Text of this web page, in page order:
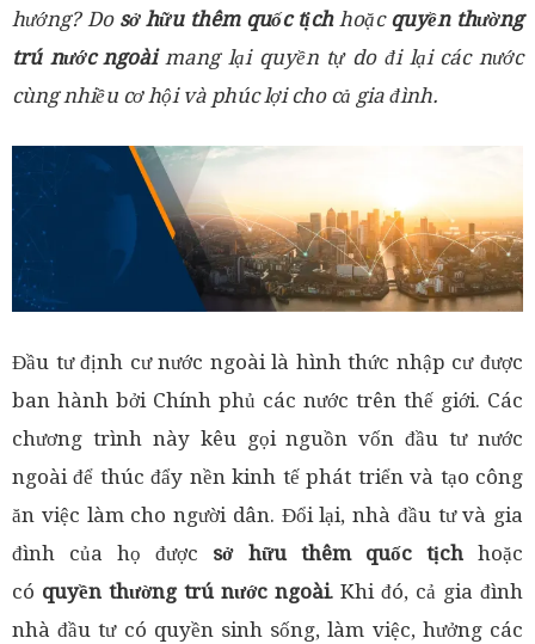
hướng? Do sở hữu thêm quốc tịchhoặc quyền thường
trú nước ngoàimang lại quyền tự do đi lại các nước
cùng nhiều cơ hội và phúc lợi cho cả gia đình.
Đầu tư định cư nước ngoài là hình thức nhập cư được
ban hành bởi Chính phủ các nước trên thế giới. Các
chương trình này kêu gọi nguồn vốn đầu tư nước
ngoài để thúc đẩy nền kinh tế phát triển và tạo công
ăn việc làm cho người dân. Đổi lại, nhà đầu tư và gia
đình của họ được sở hữu thêm quốc tịchhoặc
có quyền thường trú nước ngoài. Khi đó, cả gia đình
nhà đầu tư có quyền sinh sống, làm việc, hưởng các